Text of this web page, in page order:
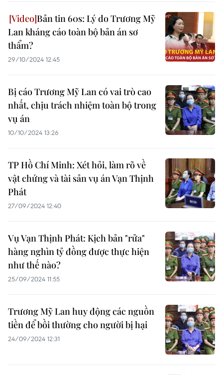
Bản tin 60s: Lý do Trương Mỹ
Lan kháng cáo toàn bộ bản án sơ
thẩm?
29/10/2024 12:45
Bị cáo Trương Mỹ Lan có vai trò cao
nhất, chịu trách nhiệm toàn bộ trong
vụ án
10/10/2024 13:26
TP Hồ Chí Minh: Xét hỏi, làm rõ về
vật chứng và tài sản vụ án Vạn Thịnh
Phát
27/09/2024 12:40
Vụ Vạn Thịnh Phát: Kịch bản "rửa"
hàng nghìn tỷ đồng được thực hiện
như thế nào?
25/09/2024 11:55
Trương Mỹ Lan huy động các nguồn
tiền để bồi thường cho người bị hại
24/09/2024 12:31